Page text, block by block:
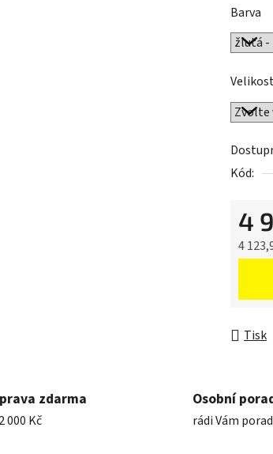
Barva
Kód:
4
4
Tisk
zdarma
000 Kč
Osobní
rádi Vám